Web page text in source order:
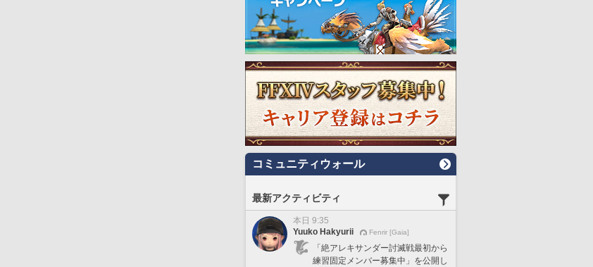
コミュニティウォール
最新アクティビティ
本日 9:35
Yuuko Hakyurii
Fenrir [Gaia]
「絶アレキサンダー討滅戦最初から
練習固定メンバー募集中」を公開し